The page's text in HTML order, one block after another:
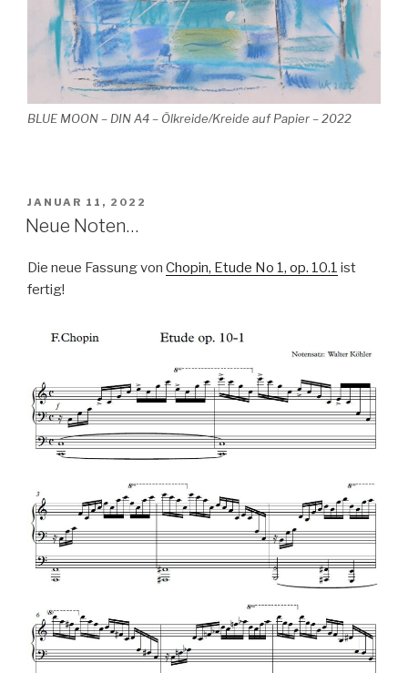
BLUE MOON – DIN A4 – Ölkreide/Kreide auf Papier – 2022
VERÖFFENTLICHT
AM
JANUAR 11, 2022
Neue Noten…
Die neue Fassung von Chopin, Etude No 1, op. 10.1 ist
fertig!